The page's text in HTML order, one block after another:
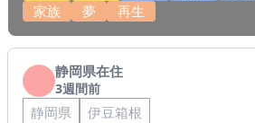
家族
夢 再生
静岡県在住
3週間前
静岡県
伊豆箱根